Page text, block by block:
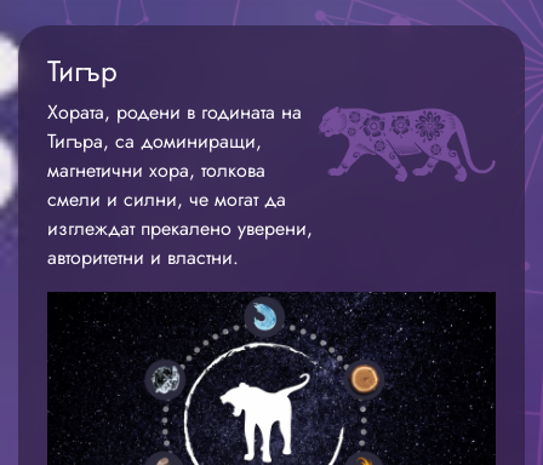
Тигър
Хората, родени в годината на
Тигъра, са доминиращи,
магнетични хора, толкова
смели и силни, че могат да
изглеждат прекалено уверени,
авторитетни и властни.